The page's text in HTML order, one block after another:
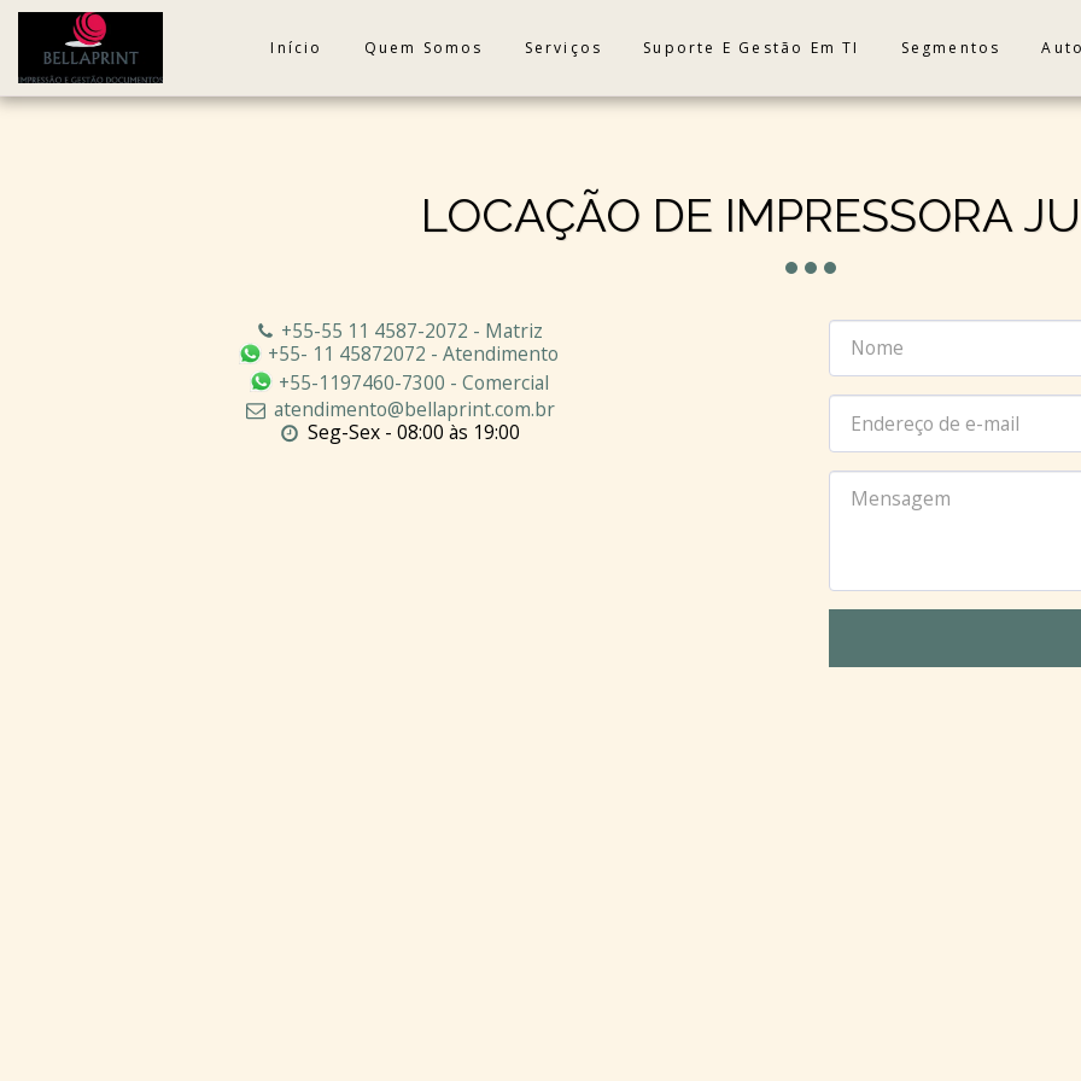
Início Quem Somos Serviços Suporte E Gestão Em TI Segmentos
LOCAÇÃO DE IMPRESSORA
+55-55 11 4587-2072 - Matriz
+55- 11 45872072 -Atendimento
+55-1197460-7300 - Comercial
atendimento@bellaprint.com.br
Seg-Sex - 08:00 às 19:00